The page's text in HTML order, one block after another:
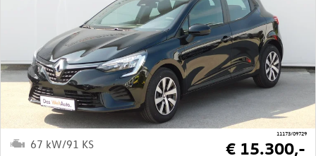
11173/09729
67 kW/91 KS
€ 15.300,-